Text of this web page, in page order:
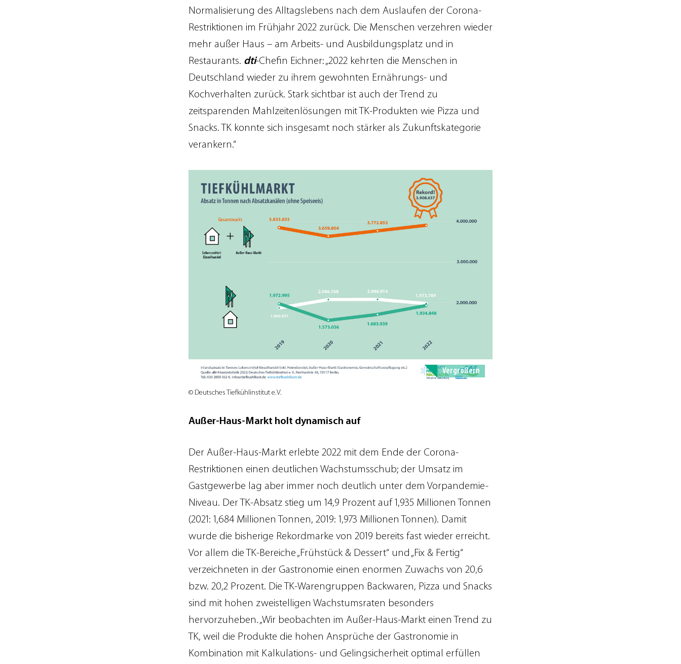
Normalisierung des Alltagslebens nach dem Auslaufen der Corona-
Restriktionen im Frühjahr 2022 zurück. Die Menschen verzehren wieder
mehr außer Haus – am Arbeits- und Ausbildungsplatz und in
Restaurants. dti-Chefin Eichner: „2022 kehrten die Menschen in
Deutschland wieder zu ihrem gewohnten Ernährungs- und
Kochverhalten zurück. Stark sichtbar ist auch der Trend zu
zeitsparenden Mahlzeitenlösungen mit TK-Produkten wie Pizza und
Snacks. TK konnte sich insgesamt noch stärker als Zukunftskategorie
verankern.“
Vergrößern
© Deutsches Tiefkühlinstitut e.V.
Außer-Haus-Markt holt dynamisch auf
Der Außer-Haus-Markt erlebte 2022 mit dem Ende der Corona-
Restriktionen einen deutlichen Wachstumsschub; der Umsatz im
Gastgewerbe lag aber immer noch deutlich unter dem Vorpandemie-
Niveau. Der TK-Absatz stieg um 14,9 Prozent auf 1,935 Millionen Tonnen
(2021: 1,684 Millionen Tonnen, 2019: 1,973 Millionen Tonnen). Damit
wurde die bisherige Rekordmarke von 2019 bereits fast wieder erreicht.
Vor allem die TK-Bereiche „Frühstück & Dessert“ und „Fix & Fertig“
verzeichneten in der Gastronomie einen enormen Zuwachs von 20,6
bzw. 20,2 Prozent. Die TK-Warengruppen Backwaren, Pizza und Snacks
sind mit hohen zweistelligen Wachstumsraten besonders
hervorzuheben. „Wir beobachten im Außer-Haus-Markt einen Trend zu
TK, weil die Produkte die hohen Ansprüche der Gastronomie in
Kombination mit Kalkulations- und Gelingsicherheit optimal erfüllen